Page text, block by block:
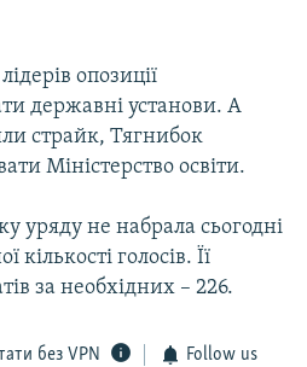
опозиції
державні установи. А
страйк, Тягнибок
Міністерство освіти.
уряду не набрала сьогодні
кількості голосів. Її
за необхідних – 226.
без VPN Follow us